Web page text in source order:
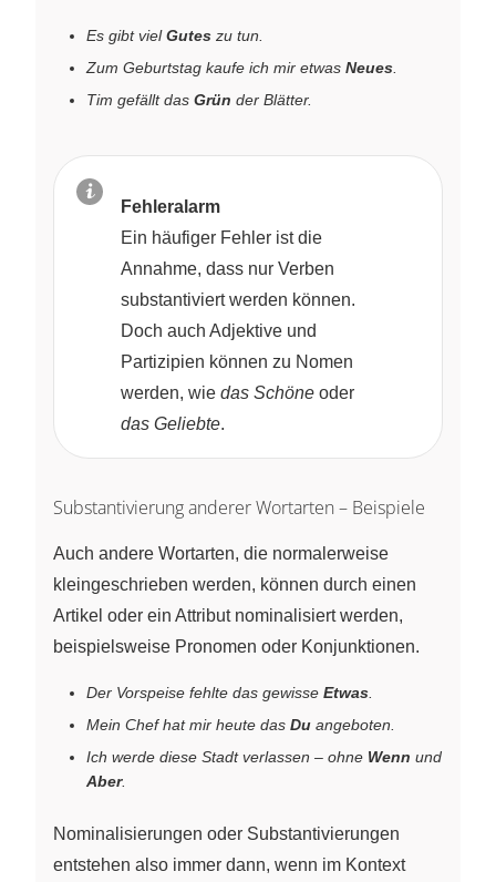
Es gibt vielGutes zu tun.
Zum Geburtstag kaufe ich mir etwas Neues
Tim gefällt das Grün der Blätter.
Fehleralarm
Ein häufiger Fehler ist die
Annahme, dass nur Verben
substantiviert werden können.
Doch auch Adjektive und
Partizipien können zu Nomen
werden, wie das Schöne oder
das Geliebte.
Substantivierung anderer Wortarten – Beispiele
Auch andere Wortarten, die normalerweise
kleingeschrieben werden, können durch einen
Artikel oder ein Attribut nominalisiert werden,
beispielsweise Pronomen oder Konjunktionen.
Der Vorspeise fehlte das gewisse Etwas
Mein Chef hat mir heute das Du angeboten.
Ich werde diese Stadt verlassen – ohne Wenn und
Aber.
Nominalisierungen oder Substantivierungen
entstehen also immer dann, wenn im Kontext